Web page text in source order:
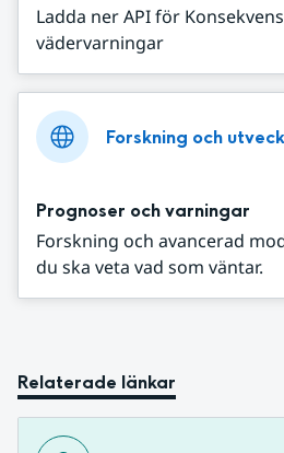
Ladda ner API för
vädervarningar
Forskning och
Prognoser och varningar
Forskning och avancerad
du ska veta vad som väntar.
Relaterade länkar